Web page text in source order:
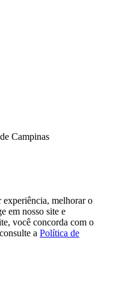
Campinas
melhorar o
em nosso site e
você concorda com o
a Política de